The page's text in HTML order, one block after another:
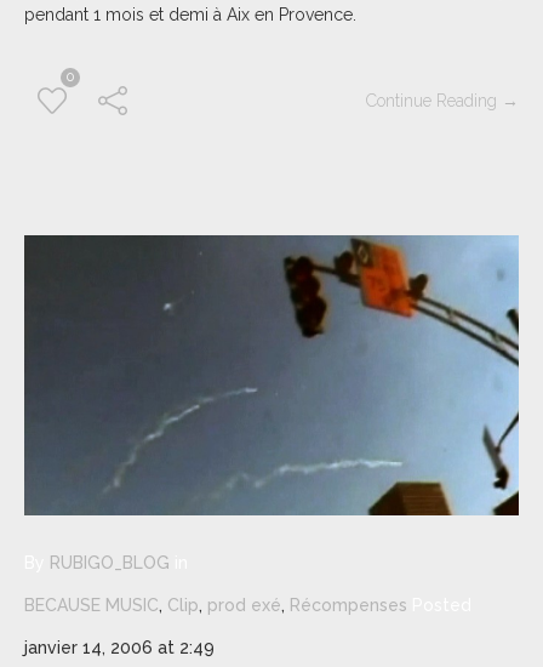
pendant 1 mois et demi à Aix en Provence.
0
Continue Reading →
RUBIGO_BLOG
BECAUSE MUSIC, Clip, prod exé, Récompenses
janvier 14, 2006 at 2:49